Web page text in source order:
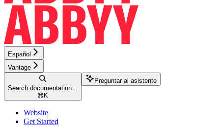
Español
Vantage
Search documentation...
⌘ K
Preguntar al asistente
Website
Get Started